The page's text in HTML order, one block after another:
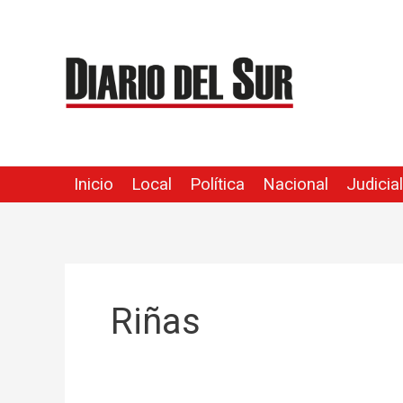
contenido
Inicio Local Política Nacional Judicial
Riñas